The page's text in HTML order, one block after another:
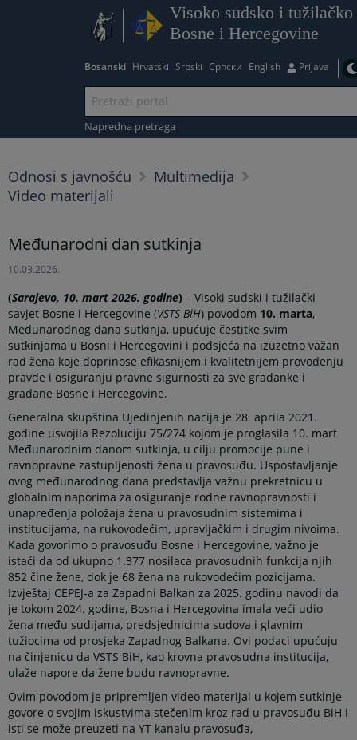
Visoko sudsko i
Bosne i Hercegovine
Bosanski Hrvatski Srpski Српски English Prijava
Napredna pretraga
Odnosi s javnošću
Multimedija
Video materijali
Međunarodni dan sutkinja
10.03.2026.
(Sarajevo, 10. mart 2026. godine) – Visoki sudski i tužilački
savjet Bosne i Hercegovine (VSTS BiH) povodom 10. marta,
Međunarodnog dana sutkinja, upućuje čestitke svim
sutkinjama u Bosni i Hercegovini i podsjeća na izuzetno važan
rad žena koje doprinose efikasnijem i kvalitetnijem provođenju
pravde i osiguranju pravne sigurnosti za sve građanke i
građane Bosne i Hercegovine.
Generalna skupština Ujedinjenih nacija je 28. aprila 2021.
godine usvojila Rezoluciju 75/274 kojom je proglasila 10. mart
Međunarodnim danom sutkinja, u cilju promocije pune i
ravnopravne zastupljenosti žena u pravosuđu. Uspostavljanje
ovog međunarodnog dana predstavlja važnu prekretnicu u
globalnim naporima za osiguranje rodne ravnopravnosti i
unapređenja položaja žena u pravosudnim sistemima i
institucijama, na rukovodećim, upravljačkim i drugim nivoima.
Kada govorimo o pravosuđu Bosne i Hercegovine, važno je
istaći da od ukupno 1.377 nosilaca pravosudnih funkcija njih
852 čine žene, dok je 68 žena na rukovodećim pozicijama.
Izvještaj CEPEJ-a za Zapadni Balkan za 2025. godinu navodi da
je tokom 2024. godine, Bosna i Hercegovina imala veći udio
žena među sudijama, predsjednicima sudova i glavnim
tužiocima od prosjeka Zapadnog Balkana. Ovi podaci upućuju
na činjenicu da VSTS BiH, kao krovna pravosudna institucija,
ulaže napore da žene budu ravnopravne.
Ovim povodom je pripremljen video materijal u kojem sutkinje
govore o svojim iskustvima stečenim kroz rad u pravosuđu BiH i
isti se može preuzeti na YT kanalu pravosuđa,